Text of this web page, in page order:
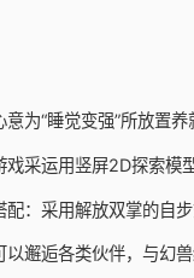
为“睡觉变强”所放置
戏采运用竖屏2D探索模
配：采用解放双掌的自
以邂逅各类伙伴，与幻